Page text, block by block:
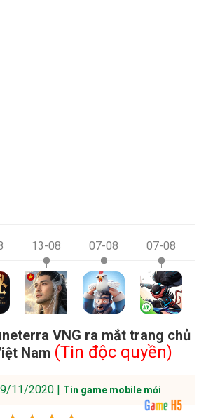
13-08 07-08 07-08
VNG ra mắt trang chủ
Nam (Tin độc quyền)
11/2020 | Tin game mobile mới